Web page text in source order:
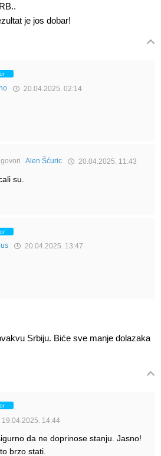
je jos dobar!
20.04.2025. 02:14
Alen Šćuric 20.04.2025. 11:43
su.
20.04.2025. 13:47
Srbiju. Biće sve manje dolazaka
19.04.2025. 14:44
da ne doprinose stanju. Jasno!
brzo stati.